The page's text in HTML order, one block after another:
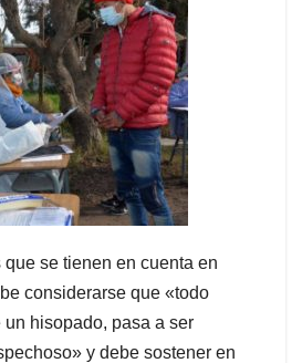
que se tienen en cuenta en
considerarse que «todo
hisopado, pasa a ser
y debe sostener en